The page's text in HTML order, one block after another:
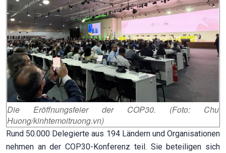
Die Eröffnungsfeier der COP30. (Foto: Chu
Huong/kinhtemoitruong.vn)
Rund 50.000 Delegierte aus 194 Ländern und Organisationen
nehmen an der COP30-Konferenz teil. Sie beteiligen sich